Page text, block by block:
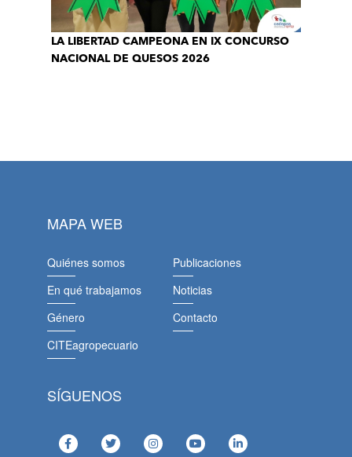
LA LIBERTAD CAMPEONA EN IX CONCURSO
NACIONAL DE QUESOS 2026
MAPA WEB
Quiénes somos
En qué trabajamos
Género
CITEagropecuario
Publicaciones
Noticias
Contacto
SÍGUENOS